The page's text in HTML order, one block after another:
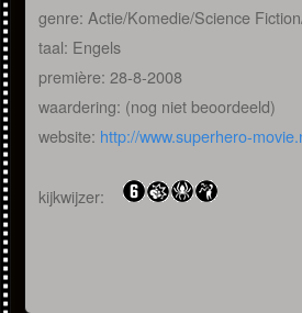
genre: Actie/Komedie/Science
taal: Engels
première: 28-8-2008
waardering: (nog niet beoordeeld)
website: http://www.superhero-
kijkwijzer: